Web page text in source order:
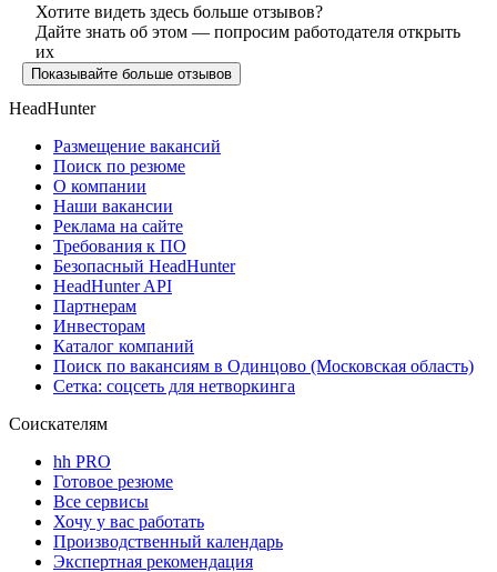
Хотите видеть здесь больше отзывов?
Дайте знать об этом — попросим работодателя открыть
их
Показывайте больше отзывов
HeadHunter
Размещение вакансий
Поиск по резюме
О компании
Наши вакансии
Реклама на сайте
Требования к ПО
Безопасный HeadHunter
HeadHunter API
Партнерам
Инвесторам
Каталог компаний
Поиск по вакансиям в Одинцово (Московская область)
Сетка: соцсеть для нетворкинга
Соискателям
hh PRO
Готовое резюме
Все сервисы
Хочу у вас работать
Производственный календарь
Экспертная рекомендация